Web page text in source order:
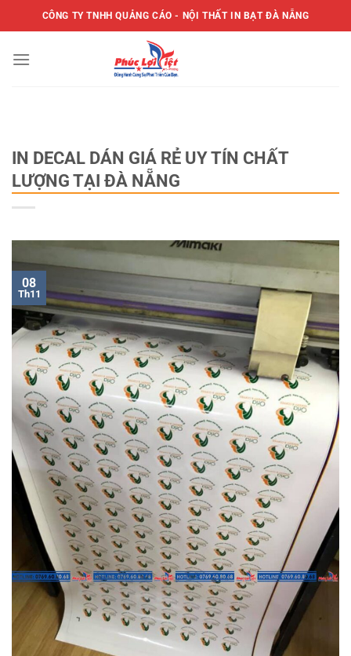
qua
dung
CÔNG TY TNHH QUẢNG CÁO - NỘI THẤT IN BẠT ĐÀ NẴNG
IN DECAL DÁN GIÁ RẺ UY TÍN CHẤT
LƯỢNG TẠI ĐÀ NẴNG
08
Th11